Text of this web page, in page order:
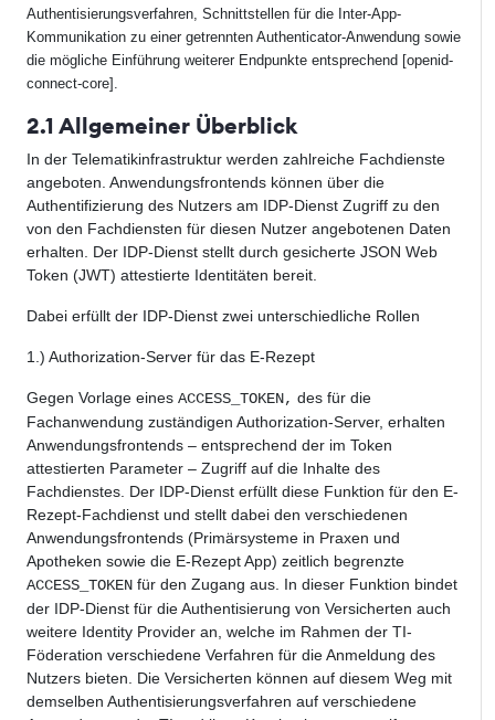
Authentisierungsverfahren, Schnittstellen für die Inter-App-
Kommunikation zu einer getrennten Authenticator-Anwendung sowie
die mögliche Einführung weiterer Endpunkte entsprechend [openid-
connect-core].
2.1 Allgemeiner Überblick
In der Telematikinfrastruktur werden zahlreiche Fachdienste
angeboten. Anwendungsfrontends können über die
Authentifizierung des Nutzers am IDP-Dienst Zugriff zu den
von den Fachdiensten für diesen Nutzer angebotenen Daten
erhalten. Der IDP-Dienst stellt durch gesicherte JSON Web
Token (JWT) attestierte Identitäten bereit.
Dabei erfüllt der IDP-Dienst zwei unterschiedliche Rollen
1.) Authorization-Server für das E-Rezept
Gegen Vorlage eines ACCESS_TOKEN, des für die
Fachanwendung zuständigen Authorization-Server, erhalten
Anwendungsfrontends – entsprechend der im Token
attestierten Parameter – Zugriff auf die Inhalte des
Fachdienstes. Der IDP-Dienst erfüllt diese Funktion für den E-
Rezept-Fachdienst und stellt dabei den verschiedenen
Anwendungsfrontends (Primärsysteme in Praxen und
Apotheken sowie die E-Rezept App) zeitlich begrenzte
ACCESS_TOKEN für den Zugang aus. In dieser Funktion bindet
der IDP-Dienst für die Authentisierung von Versicherten auch
weitere Identity Provider an, welche im Rahmen der TI-
Föderation verschiedene Verfahren für die Anmeldung des
Nutzers bieten. Die Versicherten können auf diesem Weg mit
demselben Authentisierungsverfahren auf verschiedene